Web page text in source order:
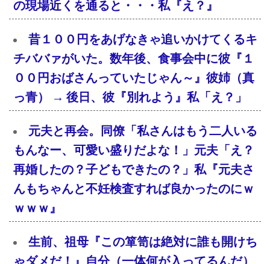
の現場近くを通ると・・・私『え？』
昔１００円をあげなきゃ追いかけてくるキ
チババァがいた。数年後、食事会中に彼『１
００円おばさんっていたじゃん～』彼姉（真
っ青） → 後日、彼『別れよう』私「え？」
元夫と再会。同僚「私さんはもう二人いる
もんなー、可愛い盛りだよな！」元夫「え？
再婚したの？子どもできたの？」私『元夫さ
んもちゃんと不妊検査すれば良かったのにｗ
ｗｗｗ』
生前、祖母『この箪笥は絶対に誰も開けち
ゃダメだ！』自分（一体何が入ってるんだ）